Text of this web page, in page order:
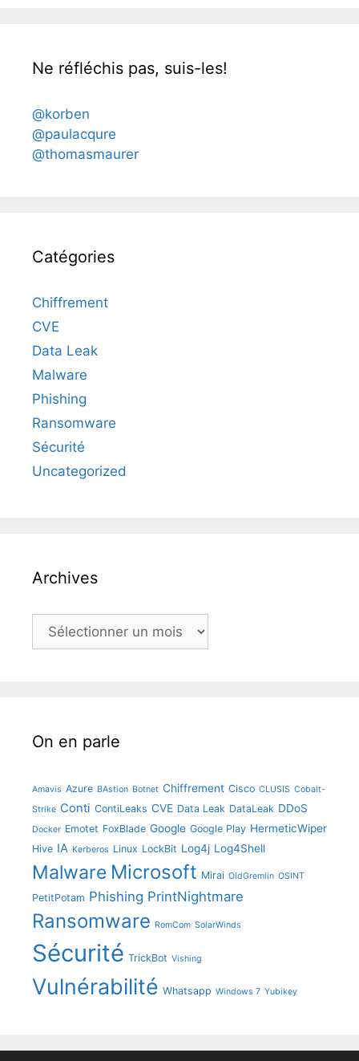
Ne réfléchis pas, suis-les!
@korben
@paulacqure
@thomasmaurer
Catégories
Chiffrement
CVE
Data Leak
Malware
Phishing
Ransomware
Sécurité
Uncategorized
Archives
Archives
On en parle
Amavis Azure BAstion Botnet Chiffrement Cisco CLUSIS Cobalt-
Strike Conti ContiLeaks CVE Data Leak DataLeak DDoS
Docker Emotet FoxBlade Google Google Play HermeticWiper
Hive IA Kerberos Linux LockBit Log4j Log4Shell
Malware Microsoft Mirai OldGremlin OSINT
PetitPotam Phishing PrintNightmare
Ransomware RomCom SolarWinds
Sécurité TrickBot Vishing
Vulnérabilité Whatsapp Windows 7 Yubikey